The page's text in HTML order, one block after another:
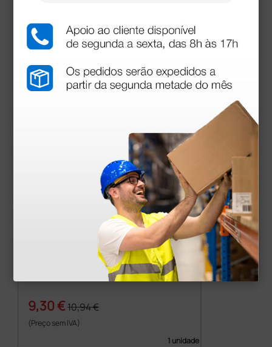
Acessórios
Estojo para estetoscópio - turquesa
9,30 €10,94 €
(Preço sem IVA)
1 unidade
mais opções